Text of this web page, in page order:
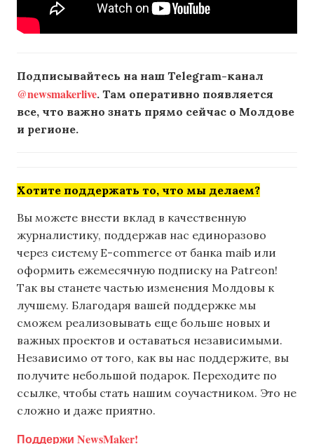
Подписывайтесь на наш Telegram-канал
@newsmakerlive. Там оперативно появляется
все, что важно знать прямо сейчас о Молдове
и регионе.
Хотите поддержать то, что мы делаем?
Вы можете внести вклад в качественную
журналистику, поддержав нас единоразово
через систему E-commerce от банка maib или
оформить ежемесячную подписку на Patreon!
Так вы станете частью изменения Молдовы к
лучшему. Благодаря вашей поддержке мы
сможем реализовывать еще больше новых и
важных проектов и оставаться независимыми.
Независимо от того, как вы нас поддержите, вы
получите небольшой подарок. Переходите по
ссылке, чтобы стать нашим соучастником. Это не
сложно и даже приятно.
Поддержи NewsMaker!